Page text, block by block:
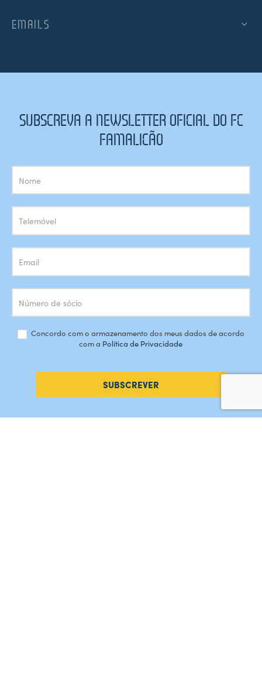
EMAILS
SUBSCREVA A NEWSLETTER OFICIAL DO FC
FAMALICÃO
Subscrição
Newsletter
Concordo com o armazenamento dos meus dados de acordo
com a Política de Privacidade
SUBSCREVER